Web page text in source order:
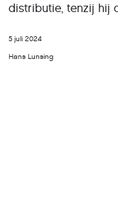
distributie, tenzij hij
5 juli 2024
Hans Lunsing